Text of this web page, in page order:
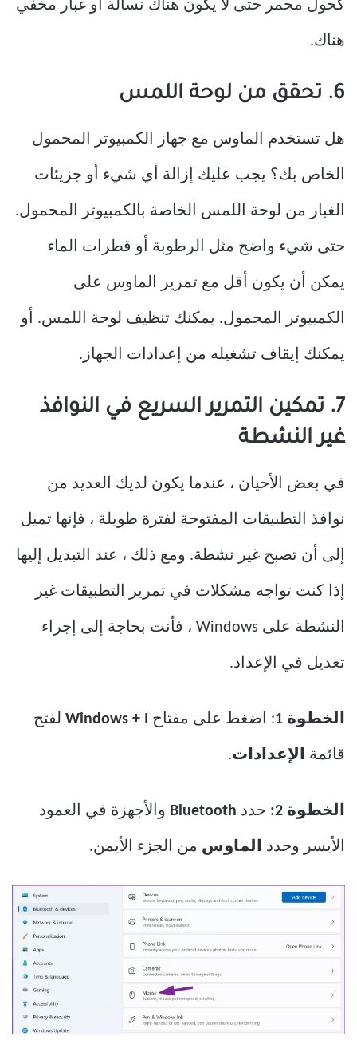
كحول محمر حتى لا يكون هناك نسالة أو غبار مخفي
هناك.
6. تحقق من لوحة اللمس
هل تستخدم الماوس مع جهاز الكمبيوتر المحمول
الخاص بك؟ يجب عليك إزالة أي شيء أو جزيئات
الغبار من لوحة اللمس الخاصة بالكمبيوتر المحمول.
حتى شيء واضح مثل الرطوبة أو قطرات الماء
يمكن أن يكون أقل مع تمرير الماوس على
الكمبيوتر المحمول. يمكنك تنظيف لوحة اللمس. أو
يمكنك إيقاف تشغيله من إعدادات الجهاز.
7. تمكين التمرير السريع في النوافذ
غير النشطة
في بعض الأحيان ، عندما يكون لديك العديد من
نوافذ التطبيقات المفتوحة لفترة طويلة ، فإنها تميل
إلى أن تصبح غير نشطة. ومع ذلك ، عند التبديل إليها
إذا كنت تواجه مشكلات في تمرير التطبيقات غير
النشطة على Windows ، فأنت بحاجة إلى إجراء
تعديل في الإعداد.
الخطوة 1 : اضغط على مفتاح لفتح
قائمة الإعدادات.
الخطوة 2: حدد Bluetooth والأجهزة في العمود
الأيسر وحدد الماوس من الجزء الأيمن.